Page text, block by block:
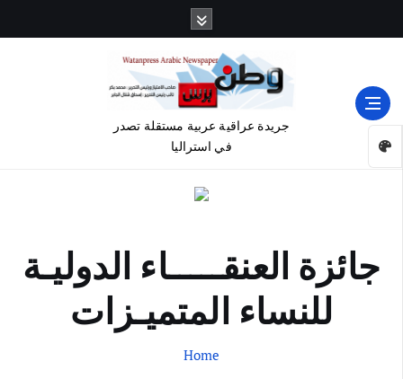
جريدة عراقية عربية مستقلة تصدر
في استراليا
جائزة العنقـــــاء الدوليـة
للنساء المتميـزات
Home